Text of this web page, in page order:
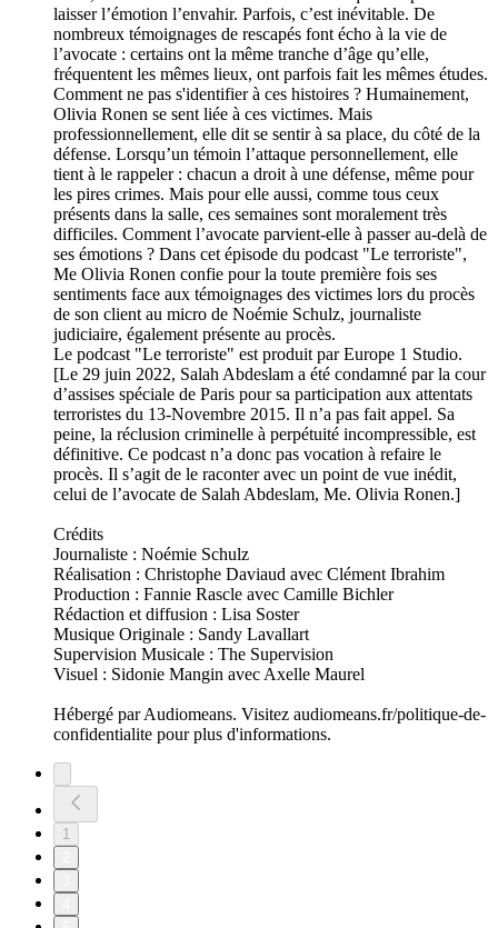
laisser l’émotion l’envahir. Parfois, c’est inévitable. De
nombreux témoignages de rescapés font écho à la vie de
l’avocate : certains ont la même tranche d’âge qu’elle,
fréquentent les mêmes lieux, ont parfois fait les mêmes études.
Comment ne pas s'identifier à ces histoires ? Humainement,
Olivia Ronen se sent liée à ces victimes. Mais
professionnellement, elle dit se sentir à sa place, du côté de la
défense. Lorsqu’un témoin l’attaque personnellement, elle
tient à le rappeler : chacun a droit à une défense, même pour
les pires crimes. Mais pour elle aussi, comme tous ceux
présents dans la salle, ces semaines sont moralement très
difficiles. Comment l’avocate parvient-elle à passer au-delà de
ses émotions ? Dans cet épisode du podcast "Le terroriste",
Me Olivia Ronen confie pour la toute première fois ses
sentiments face aux témoignages des victimes lors du procès
de son client au micro de Noémie Schulz, journaliste
judiciaire, également présente au procès.
Le podcast "Le terroriste" est produit par Europe 1 Studio.
[Le 29 juin 2022, Salah Abdeslam a été condamné par la cour
d’assises spéciale de Paris pour sa participation aux attentats
terroristes du 13-Novembre 2015. Il n’a pas fait appel. Sa
peine, la réclusion criminelle à perpétuité incompressible, est
définitive. Ce podcast n’a donc pas vocation à refaire le
procès. Il s’agit de le raconter avec un point de vue inédit,
celui de l’avocate de Salah Abdeslam, Me. Olivia Ronen.]
Crédits
Journaliste : Noémie Schulz
Réalisation : Christophe Daviaud avec Clément Ibrahim
Production : Fannie Rascle avec Camille Bichler
Rédaction et diffusion : Lisa Soster
Musique Originale : Sandy Lavallart
Supervision Musicale : The Supervision
Visuel : Sidonie Mangin avec Axelle Maurel
Hébergé par Audiomeans. Visitez audiomeans.fr/politique-de-
confidentialite pour plus d'informations.
1